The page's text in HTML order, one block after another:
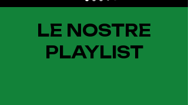
LE NOSTRE
PLAYLIST